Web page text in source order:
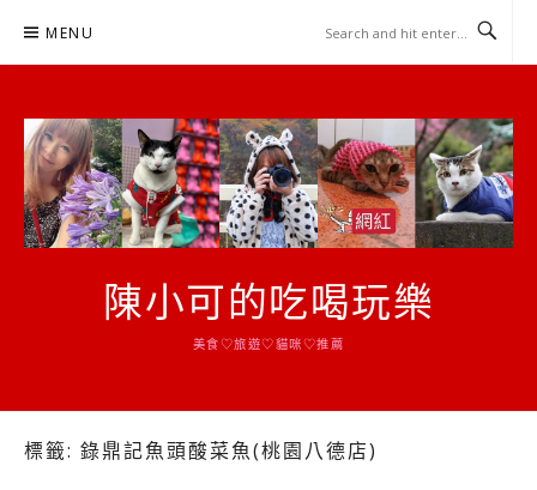
MENU
陳小可的吃喝玩樂
美食♡旅遊♡貓咪♡推薦
標籤: 錄鼎記魚頭酸菜魚(桃園八德店)